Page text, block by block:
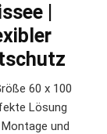
|
60 x 100
Lösung
und